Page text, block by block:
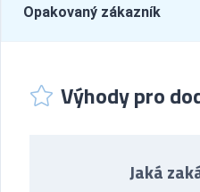
Opakovaný zákazník
Výhody pro
Jaká